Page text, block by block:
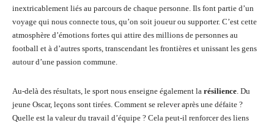
inextricablement liés au parcours de chaque personne. Ils font partie d’un
voyage qui nous connecte tous, qu’on soit joueur ou supporter. C’est cette
atmosphère d’émotions fortes qui attire des millions de personnes au
football et à d’autres sports, transcendant les frontières et unissant les gens
autour d’une passion commune.
Au-delà des résultats, le sport nous enseigne également la résilience. Du
jeune Oscar, leçons sont tirées. Comment se relever après une défaite ?
Quelle est la valeur du travail d’équipe ? Cela peut-il renforcer des liens